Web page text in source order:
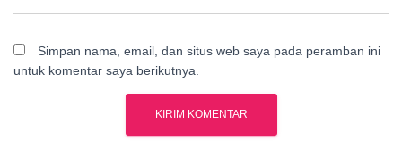
Simpan nama, email, dan situs web saya pada peramban ini
untuk komentar saya berikutnya.